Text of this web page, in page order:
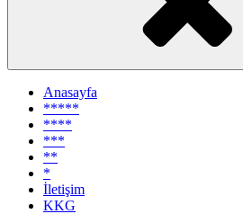
Anasayfa
*****
****
***
**
*
İletişim
KKG